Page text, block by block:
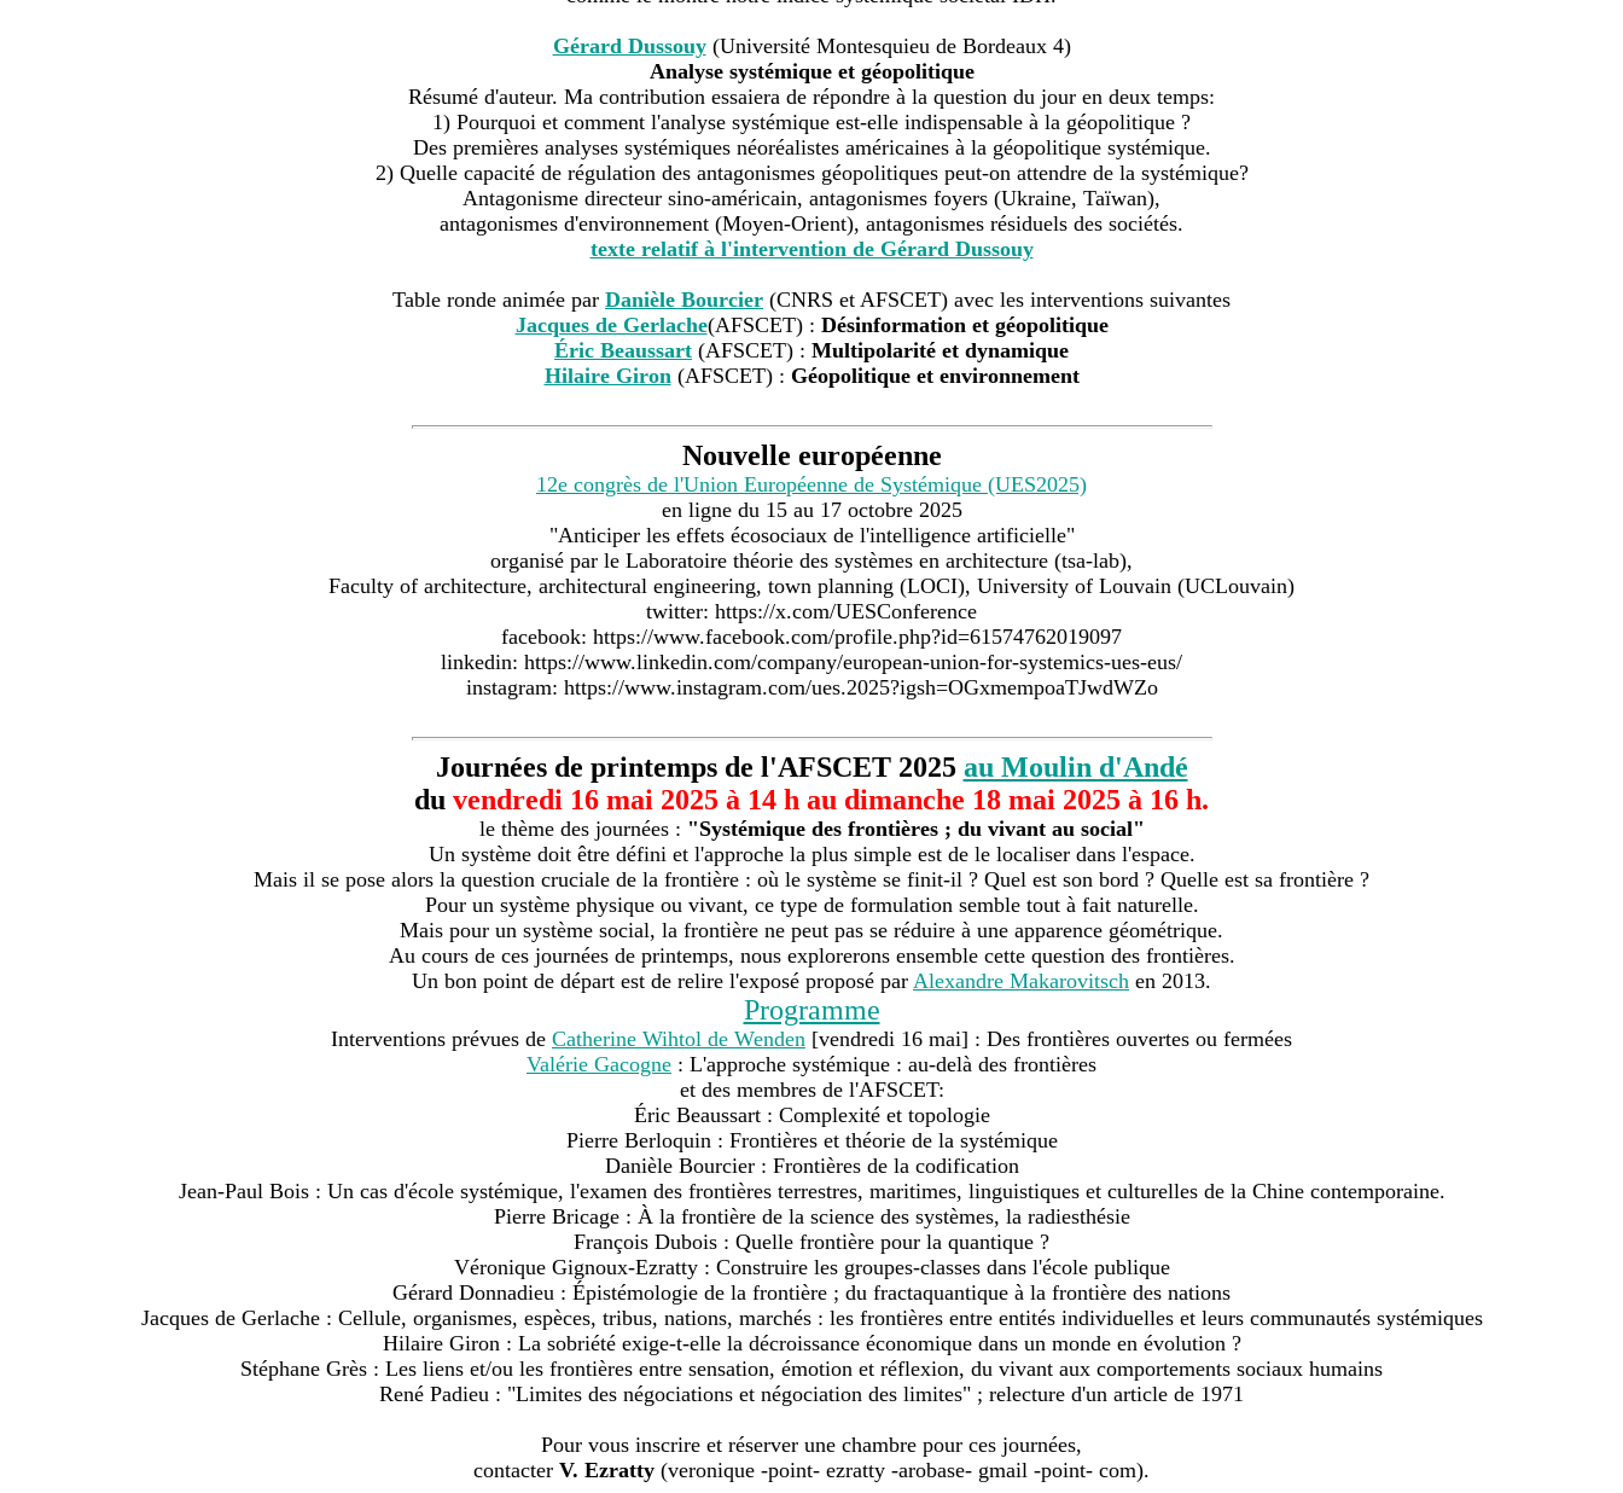
Gérard Dussouy(Université Montesquieu de Bordeaux 4)
Analyse systémique et géopolitique
Résumé d'auteur. Ma contribution essaiera de répondre à la question du jour en deux temps:
1) Pourquoi et comment l'analyse systémique est-elle indispensable à la géopolitique ?
Des premières analyses systémiques néoréalistes américaines à la géopolitique systémique.
2) Quelle capacité de régulation des antagonismes géopolitiques peut-on attendre de la systémique?
Antagonisme directeur sino-américain, antagonismes foyers (Ukraine, Taïwan),
antagonismes d'environnement (Moyen-Orient), antagonismes résiduels des sociétés.
texte relatif à l'intervention de Gérard Dussouy
Table ronde animée par Danièle Bourcier (CNRS et AFSCET) avec les interventions suivantes
Jacques de Gerlache(AFSCET) : Désinformation et géopolitique
Éric Beaussart (AFSCET) : Multipolarité et dynamique
Hilaire Giron(AFSCET) : Géopolitique et environnement
Nouvelle européenne
12e congrès de l'Union Européenne de Systémique (UES2025)
en ligne du 15 au 17 octobre 2025
"Anticiper les effets écosociaux de l'intelligence artificielle"
organisé par le Laboratoire théorie des systèmes en architecture (tsa-lab),
Faculty of architecture, architectural engineering, town planning (LOCI), University of Louvain (UCLouvain)
twitter: https://x.com/UESConference
facebook: https://www.facebook.com/profile.php?id=61574762019097
linkedin: https://www.linkedin.com/company/european-union-for-systemics-ues-eus/
instagram: https://www.instagram.com/ues.2025?igsh=OGxmempoaTJwdWZo
Journées de printemps de l'AFSCET 2025 au Moulin d'Andé
du vendredi 16 mai 2025 à 14 h au dimanche 18 mai 2025 à 16 h.
le thème des journées : "Systémique des frontières ; du vivant au social"
Un système doit être défini et l'approche la plus simple est de le localiser dans l'espace.
Mais il se pose alors la question cruciale de la frontière : où le système se finit-il ? Quel est son bord ? Quelle est sa frontière ?
Pour un système physique ou vivant, ce type de formulation semble tout à fait naturelle.
Mais pour un système social, la frontière ne peut pas se réduire à une apparence géométrique.
Au cours de ces journées de printemps, nous explorerons ensemble cette question des frontières.
Un bon point de départ est de relire l'exposé proposé par Alexandre Makarovitsch en 2013.
Programme
Interventions prévues de Catherine Wihtol de Wenden [vendredi 16 mai] : Des frontières ouvertes ou fermées
Valérie Gacogne : L'approche systémique : au-delà des frontières
et des membres de l'AFSCET:
Éric Beaussart : Complexité et topologie
Pierre Berloquin : Frontières et théorie de la systémique
Danièle Bourcier : Frontières de la codification
Jean-Paul Bois : Un cas d'école systémique, l'examen des frontières terrestres, maritimes, linguistiques et culturelles de la Chine contemporaine.
Pierre Bricage : À la frontière de la science des systèmes, la radiesthésie
François Dubois : Quelle frontière pour la quantique ?
Véronique Gignoux-Ezratty : Construire les groupes-classes dans l'école publique
Gérard Donnadieu : Épistémologie de la frontière ; du fractaquantique à la frontière des nations
Jacques de Gerlache : Cellule, organismes, espèces, tribus, nations, marchés : les frontières entre entités individuelles et leurs communautés systémiques
Hilaire Giron : La sobriété exige-t-elle la décroissance économique dans un monde en évolution ?
Stéphane Grès : Les liens et/ou les frontières entre sensation, émotion et réflexion, du vivant aux comportements sociaux humains
René Padieu : "Limites des négociations et négociation des limites" ; relecture d'un article de 1971
Pour vous inscrire et réserver une chambre pour ces journées,
contacter V. Ezratty (veronique -point- ezratty -arobase- gmail -point- com).